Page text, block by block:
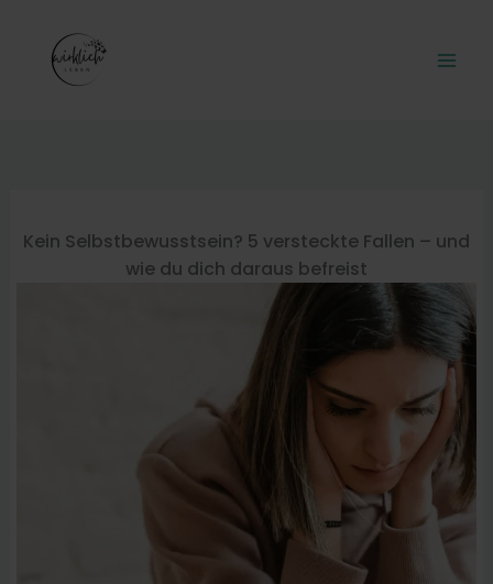
springen
Kein Selbstbewusstsein? 5 versteckte Fallen – und
wie du dich daraus befreist